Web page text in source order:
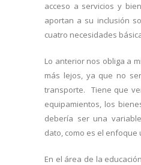
acceso a servicios y
aportan a su inclusión
cuatro necesidades
Lo anterior nos obliga a
más lejos, ya que no
transporte. Tiene que
equipamientos, los
debería ser una
dato, como es el enfoque
En el área de la